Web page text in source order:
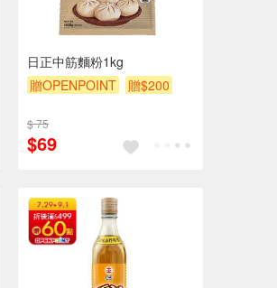
日正中筋麵粉1kg
贈OPENPOINT
贈$200
$ 75
$69